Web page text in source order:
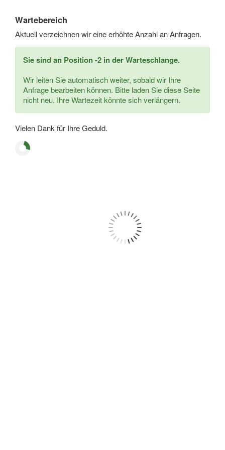
Wartebereich
Aktuell verzeichnen wir eine erhöhte Anzahl an Anfragen.
Sie sind an Position -2 in der Warteschlange.
Wir leiten Sie automatisch weiter, sobald wir Ihre
Anfrage bearbeiten können. Bitte laden Sie diese Seite
nicht neu. Ihre Wartezeit könnte sich verlängern.
Vielen Dank für Ihre Geduld.